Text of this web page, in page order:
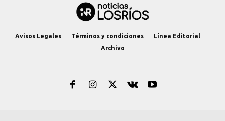
Avisos Legales Términos y condiciones
Línea Editorial
Archivo